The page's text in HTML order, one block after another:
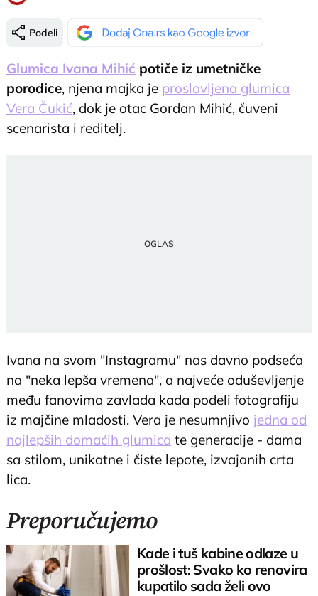
Podeli
Glumica Ivana Mihić potiče iz umetničke
porodice, njena majka je proslavljena glumica
Vera Čukić, dok je otac Gordan Mihić, čuveni
scenarista i reditelj.
Ivana na svom "Instagramu" nas davno podseća
na "neka lepša vremena", a najveće oduševljenje
među fanovima zavlada kada podeli fotografiju
iz majčine mladosti. Vera je nesumnjivo jedna od
najlepših domaćih glumica te generacije - dama
sa stilom, unikatne i čiste lepote, izvajanih crta
lica.
Preporučujemo
Kade i tuš kabine odlaze u
prošlost: Svako ko renovira
kupatilo sada želi ovo